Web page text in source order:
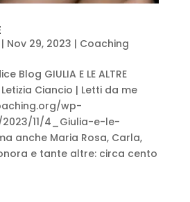
| Nov 29, 2023 | Coaching
Blog GIULIA E LE ALTRE
Ciancio | Letti da me
wp-
11/4_Giulia-e-le-
anche Maria Rosa, Carla,
e tante altre: circa cento